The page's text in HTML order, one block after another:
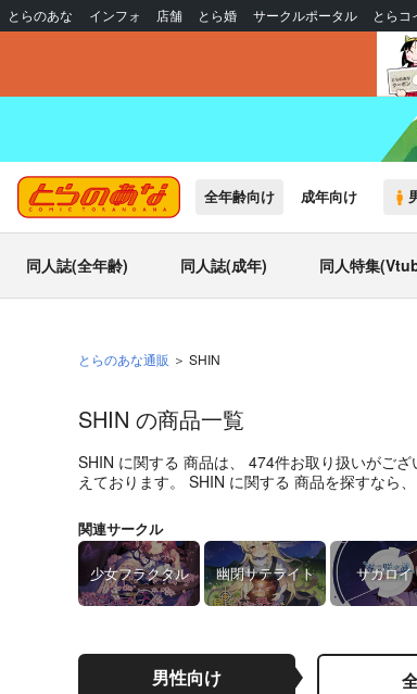
とらのあな インフォ 店舗 とら婚 サークルポータル とらコ
全年齢向け 成年向け
同人誌(全年齢) 同人誌(成年) 同人特集
とらのあな通販 SHIN
SHIN の商品一覧
SHIN に関する 商品は、 474件お取り扱いがござ
えております。 SHIN に関する 商品を探すなら
関連サークル
少女フラクタル 幽閉サテライト サガロイ
男性向け